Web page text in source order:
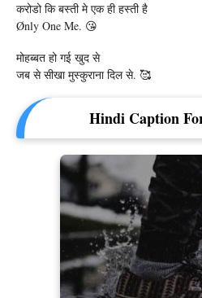
करोडो कि बस्ती मे एक ही हस्ती है
Ønly One Me. 😘
मोहब्बत हो गई खुद से
जब से सीखा मुस्कुराना दिल से. 🥰
Hindi Caption